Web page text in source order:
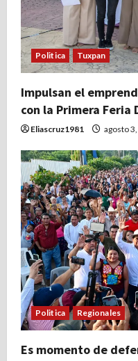
Politica Tuxpan
Impulsan el
con la Primera Feria
Eliascruz1981 agosto
Politica Regionales
Es momento de